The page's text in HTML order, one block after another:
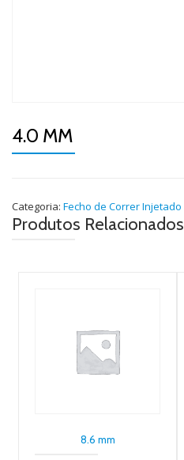
4.0 MM
Categoria: Fecho de Correr Injetado
Produtos Relacionados
8.6 mm